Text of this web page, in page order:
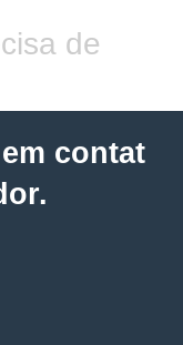
de
contat